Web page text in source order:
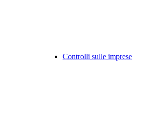
Controlli sulle imprese